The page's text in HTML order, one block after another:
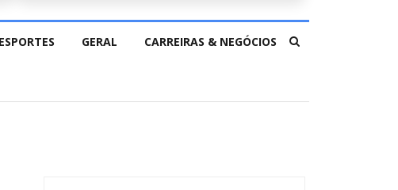
ESPORTES GERAL CARREIRAS & NEGÓCIOS